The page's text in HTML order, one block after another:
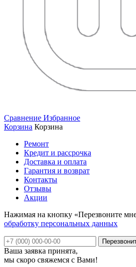
Сравнение Избранное
Корзина Корзина
Ремонт
Кредит и рассрочка
Доставка и оплата
Гарантия и возврат
Контакты
Отзывы
Акции
Нажимая на кнопку «Перезвоните
обработку персональных данных
Ваша заявка принята,
мы скоро свяжемся с Вами!